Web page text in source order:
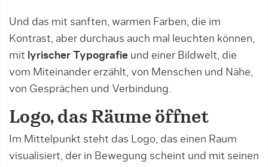
Und das mit sanften, warmen Farben, die im
Kontrast, aber durchaus auch mal leuchten können,
mit lyrischer Typografie und einer Bildwelt, die
vom Miteinander erzählt, von Menschen und Nähe,
von Gesprächen und Verbindung.
Logo, das Räume öffnet
Im Mittelpunkt steht das Logo, das einen Raum
visualisiert, der in Bewegung scheint und mit seinen